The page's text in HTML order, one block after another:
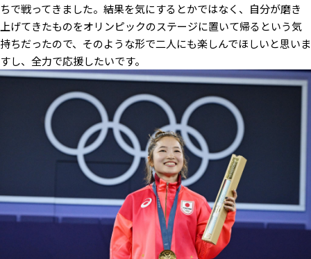
ちで戦ってきました。結果を気にするとかではなく、自分が磨き
上げてきたものをオリンピックのステージに置いて帰るという気
持ちだったので、そのような形で二人にも楽しんでほしいと思いま
すし、全力で応援したいです。